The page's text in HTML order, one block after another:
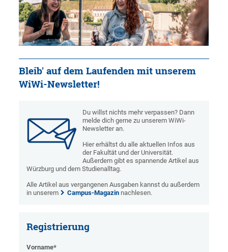
Bleib' auf dem Laufenden mit unserem
WiWi-Newsletter!
Du willst nichts mehr verpassen? Dann
melde dich gerne zu unserem WiWi-
Newsletter an.
Hier erhältst du alle aktuellen Infos aus
der Fakultät und der Universität.
Außerdem gibt es spannende Artikel aus
Würzburg und dem Studienalltag.
Alle Artikel aus vergangenen Ausgaben kannst du außerdem
in unserem
Campus-Magazin nachlesen.
Registrierung
Vorname*